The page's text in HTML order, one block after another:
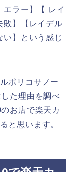
ラー】【 レイ
】【レイデル
】という感じ
ポリコサノー
た理由を調べ
お店で楽天カ
と思います。